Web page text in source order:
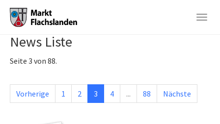
Skip
main
News Liste
Seite 3 von 88.
Vorherige 1 2 3 4 ... 88 Nächste